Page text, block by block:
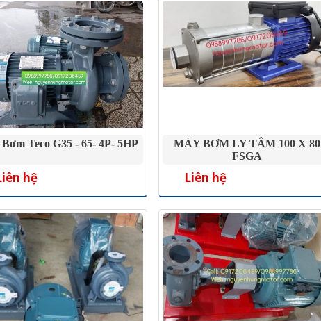
Teco G35 - 65- 4P- 5HP
hệ
MÁY BƠM LY TÂM 100 X 80
FSGA
Liên hệ